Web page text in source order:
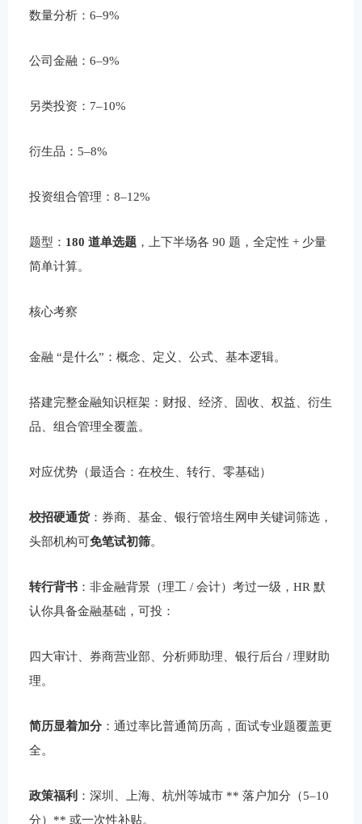
数量分析：6–9%
公司金融：6–9%
另类投资：7–10%
衍生品：5–8%
投资组合管理：8–12%
题型： 180 道单选题 ，上下半场各 90 题，全定性 + 少量
简单计算。
核心考察
金融 “是什么”：概念、定义、公式、基本逻辑。
搭建完整金融知识框架：财报、经济、固收、权益、衍生
品、组合管理全覆盖。
对应优势（最适合：在校生、转行、零基础）
校招硬通货：券商、基金、银行管培生网申关键词筛选，
头部机构可免笔试初筛。
转行背书 ：非金融背景（理工 / 会计）考过一级，HR 默
认你具备金融基础，可投：
四大审计、券商营业部、分析师助理、银行后台 / 理财助
理。
简历显着加分：通过率比普通简历高，面试专业题覆盖更
全。
政策福利 ：深圳、上海、杭州等城市 ** 落户加分（5–10
分）** 或一次性补贴。